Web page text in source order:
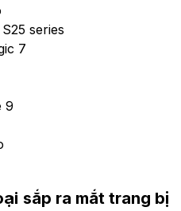
series
7
9
sắp ra mắt trang bị